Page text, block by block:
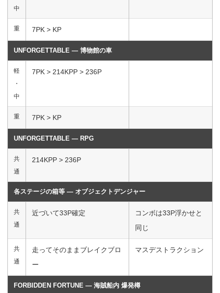
中
重 7PK > KP
UNFORGETTABLE ― 博物館の車
軽
・
中
7PK > 214KPP > 236P
重 7PK > KP
UNFORGETTABLE ― RPG
共
通
214KPP > 236P
各ステージの箱等 ― オブジェクトデンジャー
共
通
近づいて33P確定
コンボは33P浮かせと
同じ
共
通
走ってそのままブレイクブロ
ー
マスデストラクション
FORBIDDEN FORTUNE ― 海賊船内 爆発樽